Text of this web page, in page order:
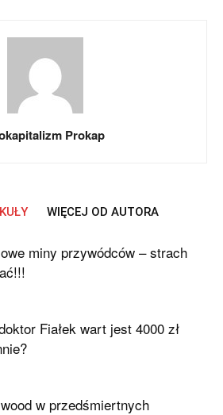
Prokap
WIĘCEJ OD AUTORA
miny przywódców – strach
Fiałek wart jest 4000 zł
w przedśmiertnych